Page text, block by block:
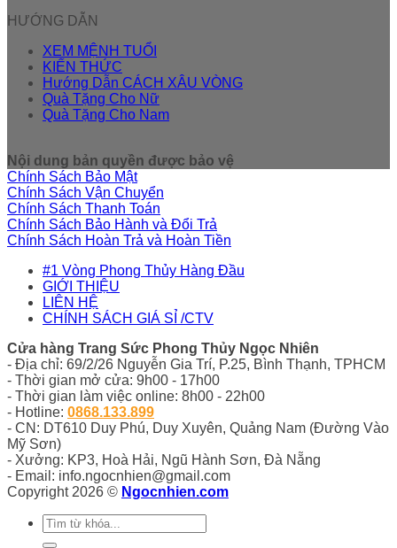
HƯỚNG DẪN
XEM MỆNH TUỔI
KIẾN THỨC
Hướng Dẫn CÁCH XÂU VÒNG
Quà Tặng Cho Nữ
Quà Tặng Cho Nam
Nội dung bản quyền được bảo vệ
Chính Sách Bảo Mật
Chính Sách Vận Chuyển
Chính Sách Thanh Toán
Chính Sách Bảo Hành và Đổi Trả
Chính Sách Hoàn Trả và Hoàn Tiền
#1 Vòng Phong Thủy Hàng Đầu
GIỚI THIỆU
LIÊN HỆ
CHÍNH SÁCH GIÁ SỈ /CTV
Cửa hàng Trang Sức Phong Thủy Ngọc Nhiên
- Địa chỉ: 69/2/26 Nguyễn Gia Trí, P.25, Bình Thạnh, TPHCM
- Thời gian mở cửa: 9h00 - 17h00
- Thời gian làm việc online: 8h00 - 22h00
- Hotline: 0868.133.899
- CN: DT610 Duy Phú, Duy Xuyên, Quảng Nam (Đường Vào
Mỹ Sơn)
- Xưởng: KP3, Hoà Hải, Ngũ Hành Sơn, Đà Nẵng
- Email: info.ngocnhien@gmail.com
Copyright 2026 © Ngocnhien.com
Tìm
kiếm: